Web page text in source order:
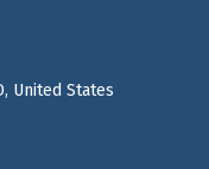
United States